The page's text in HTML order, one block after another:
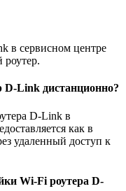
в сервисном центре
D-Link дистанционно?
D-Link в
как в
удаленный доступ к
Wi-Fi роутера D-